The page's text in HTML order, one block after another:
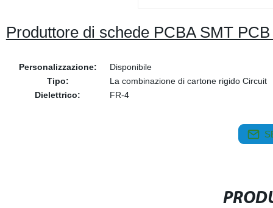
Produttore di schede PCBA SMT
Personalizzazione:
Disponibile
Tipo:
La combinazione di cartone rigido Circuit
Dielettrico:
FR-4